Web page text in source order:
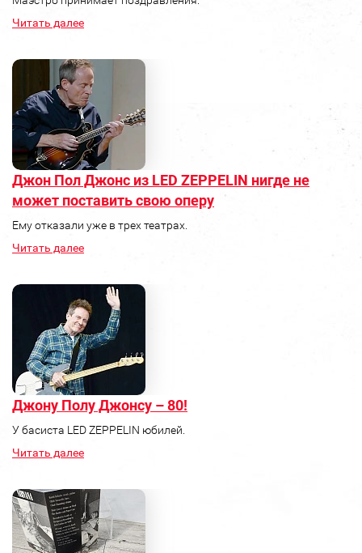
Читать далее
Джон Пол Джонс из LED ZEPPELIN нигде не
может поставить свою оперу
Ему отказали уже в трех театрах.
Читать далее
Джону Полу Джонсу – 80!
У басиста LED ZEPPELIN юбилей.
Читать далее